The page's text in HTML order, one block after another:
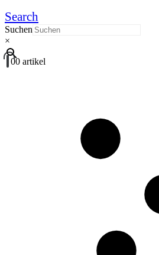
Search
Suchen
×
00 artikel